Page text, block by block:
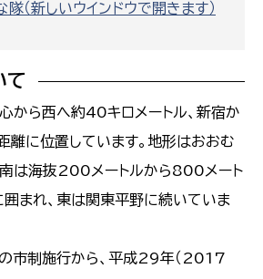
隊（新しいウインドウで開きます）
て
から西へ約40キロメートル、新宿か
離に位置しています。地形はおおむ
南は海抜200メートルから800メート
まれ、東は関東平野に続いていま
市制施行から、平成29年（2017